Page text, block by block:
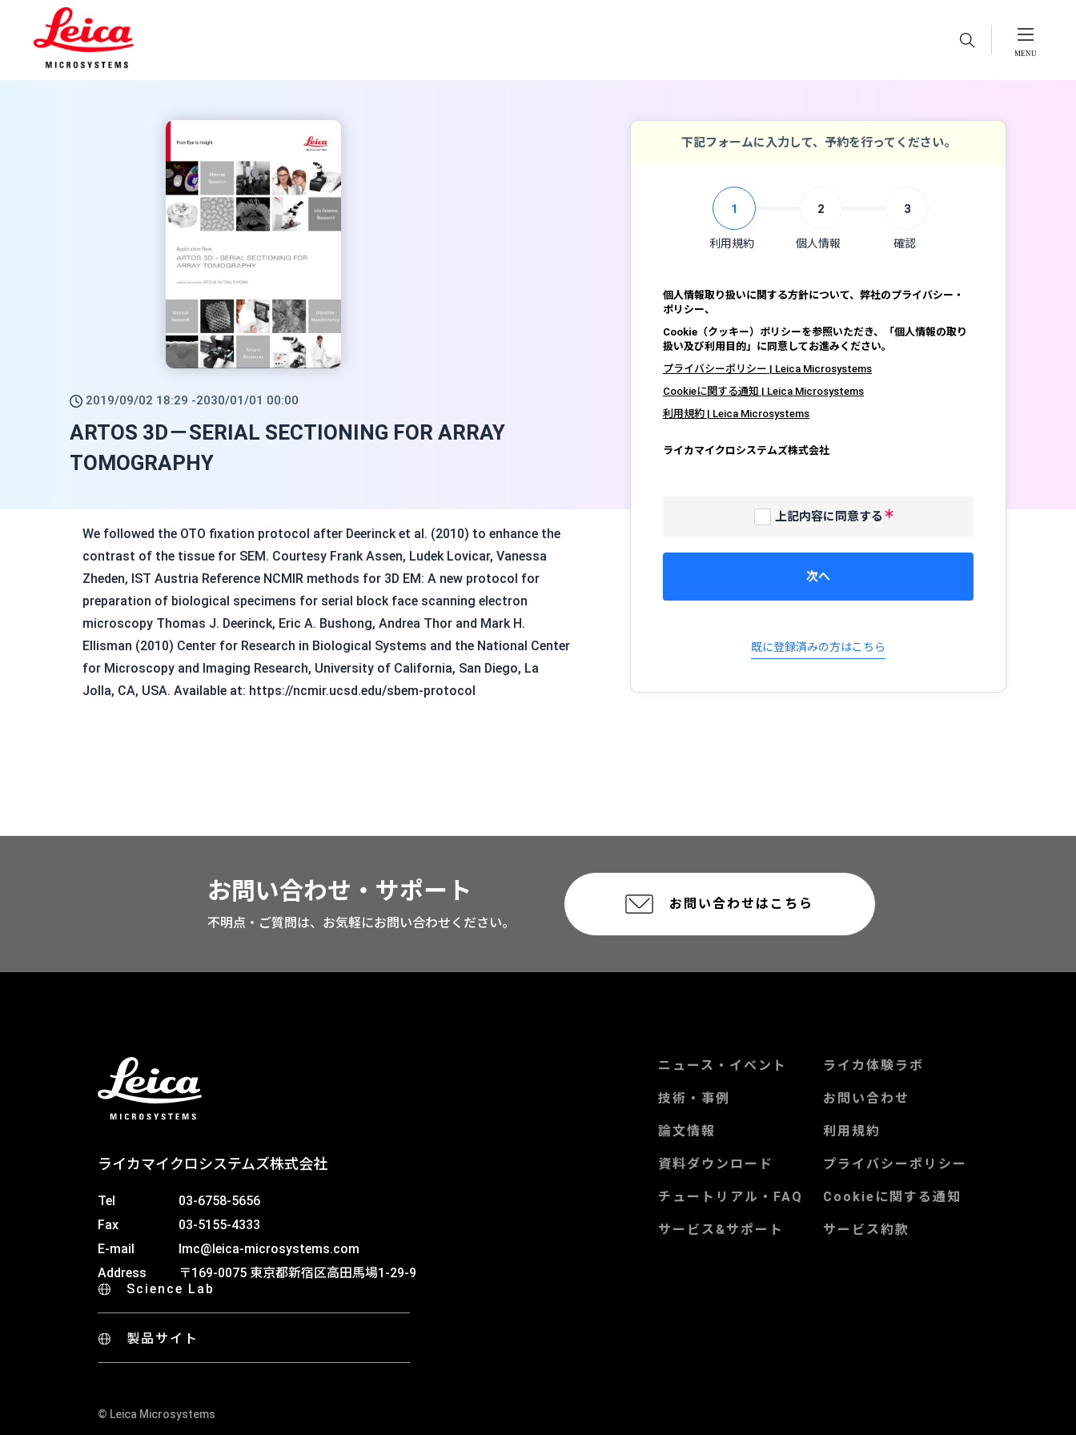
2019/09/02 18:29 -2030/01/01 00:00
ARTOS 3D－SERIAL SECTIONING FOR ARRAY
TOMOGRAPHY
We followed the OTO fixation protocol after Deerinck et al. (2010) to enhance the
contrast of the tissue for SEM. Courtesy Frank Assen, Ludek Lovicar, Vanessa
Zheden, IST Austria Reference NCMIR methods for 3D EM: A new protocol for
preparation of biological specimens for serial block face scanning electron
microscopy Thomas J. Deerinck, Eric A. Bushong, Andrea Thor and Mark H.
Ellisman (2010) Center for Research in Biological Systems and the National Center
for Microscopy and Imaging Research, University of California, San Diego, La
Jolla, CA, USA. Available at: https://ncmir.ucsd.edu/sbem-protocol
下記フォームに入力して、予約を行ってください。
1
利用規約
2
個人情報
3
確認
個人情報取り扱いに関する方針について、弊社のプライバシー・
ポリシー、
Cookie（クッキー）ポリシーを参照いただき、「個人情報の取り
扱い及び利用目的」に同意してお進みください。
プライバシーポリシー | Leica Microsystems
Cookieに関する通知 | Leica Microsystems
利用規約 | Leica Microsystems
ライカマイクロシステムズ株式会社
上記内容に同意する
次へ
既に登録済みの方はこちら
お問い合わせ・サポート
不明点・ご質問は、お気軽にお問い合わせください。
お問い合わせはこちら
ライカマイクロシステムズ株式会社
Tel
03-6758-5656
Fax
03-5155-4333
E-mail
lmc@leica-microsystems.com
Address
〒169-0075 東京都新宿区高田馬場1-29-9
ニュース・イベント
技術・事例
論文情報
資料ダウンロード
チュートリアル・FAQ
サービス&サポート
ライカ体験ラボ
お問い合わせ
利用規約
プライバシーポリシー
Cookieに関する通知
サービス約款
Science Lab
製品サイト
© Leica Microsystems